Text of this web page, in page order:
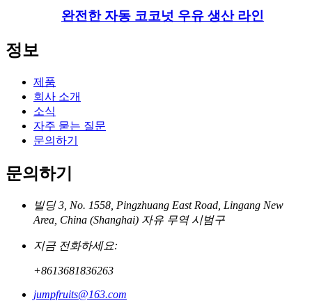
완전한 자동 코코넛 우유 생산 라인
정보
제품
회사 소개
소식
자주 묻는 질문
문의하기
문의하기
빌딩 3, No. 1558, Pingzhuang East Road, Lingang New
Area, China (Shanghai) 자유 무역 시범구
지금 전화하세요:
+8613681836263
jumpfruits@163.com